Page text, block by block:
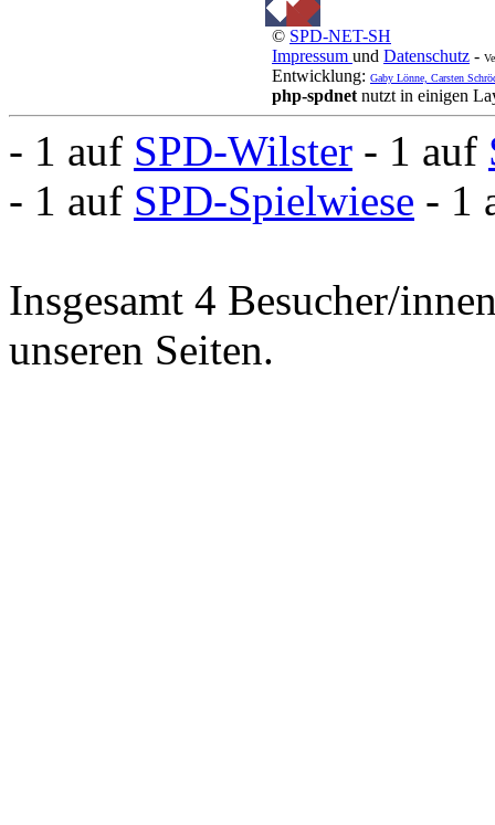
© SPD-NET-SH
Impressum und Datenschutz -
Entwicklung: Gaby Lönne, Carsten
php-spdnet nutzt in einigen
- 1 auf SPD-Wilster - 1 auf
- 1 auf SPD-Spielwiese - 1
Insgesamt 4 Besucher/
unseren Seiten.